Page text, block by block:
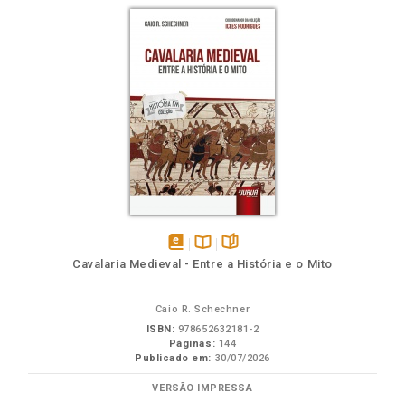
disponívelDisponível
páginas
Cavalaria Medieval - Entre a História e o Mito
Caio R. Schechner
ISBN: 978652632181-2
Páginas: 144
Publicado em: 30/07/2026
VERSÃO IMPRESSA